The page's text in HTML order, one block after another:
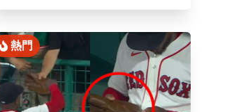
被讚爆 網：有Ray的感覺
熱門